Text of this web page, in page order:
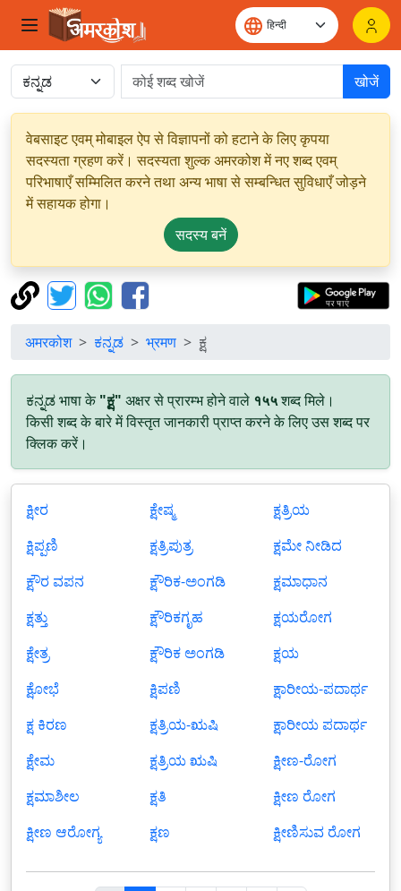
खोजें
वेबसाइट एवम् मोबाइल ऐप से विज्ञापनों को हटाने के लिए कृपया
सदस्यता ग्रहण करें। सदस्यता शुल्क अमरकोश में नए शब्द एवम्
परिभाषाएँ सम्मिलित करने तथा अन्य भाषा से सम्बन्धित सुविधाएँ जोड़ने
में सहायक होगा।
सदस्य बनें
अमरकोश ಕನ್ನಡ भ्रमण ಕ್ಷ
ಕನ್ನಡ भाषा के "ಕ್ಷ" अक्षर से प्रारम्भ होने वाले १५५शब्द मिले।
किसी शब्द के बारे में विस्तृत जानकारी प्राप्त करने के लिए उस शब्द पर
क्लिक करें।
ಕ್ಷೀರ
ಕ್ಷಿಪ್ಪಣಿ
ಕ್ಷೌರ ವಪನ
ಕ್ಷತ್ತು
ಕ್ಷೇತ್ರ
ಕ್ಷೋಭೆ
ಕ್ಷ ಕಿರಣ
ಕ್ಷೇಮ
ಕ್ಷಮಾಶೀಲ
ಕ್ಷೀಣ ಆರೋಗ್ಯ
ಕ್ಷೇಷ್ಮ
ಕ್ಷತ್ರಿಪುತ್ರ
ಕ್ಷೌರಿಕ-ಅಂಗಡಿ
ಕ್ಷೌರಿಕಗೃಹ
ಕ್ಷೌರಿಕ ಅಂಗಡಿ
ಕ್ಷಿಪಣಿ
ಕ್ಷತ್ರಿಯ-ಋಷಿ
ಕ್ಷತ್ರಿಯ ಋಷಿ
ಕ್ಷತಿ
ಕ್ಷಣ
ಕ್ಷತ್ರಿಯ
ಕ್ಷಮೇ ನೀಡಿದ
ಕ್ಷಮಾಧಾನ
ಕ್ಷಯರೋಗ
ಕ್ಷಯ
ಕ್ಷಾರೀಯ-ಪದಾರ್ಥ
ಕ್ಷಾರೀಯ ಪದಾರ್ಥ
ಕ್ಷೀಣ-ರೋಗ
ಕ್ಷೀಣ ರೋಗ
ಕ್ಷೀಣಿಸುವ ರೋಗ